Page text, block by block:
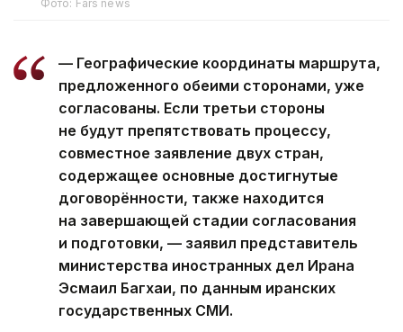
Фото: Fars news
— Географические координаты маршрута,
предложенного обеими сторонами, уже
согласованы. Если третьи стороны
не будут препятствовать процессу,
совместное заявление двух стран,
содержащее основные достигнутые
договорённости, также находится
на завершающей стадии согласования
и подготовки, — заявил представитель
министерства иностранных дел Ирана
Эсмаил Багхаи, по данным иранских
государственных СМИ.